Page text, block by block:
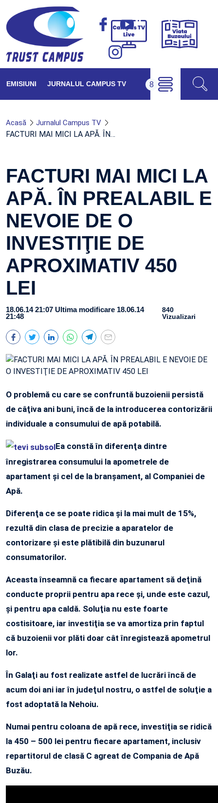
Campus
Viața
EMISIUNI JURNALUL CAMPUS TV
Acasă Jurnalul Campus TV
FACTURI MAI MICI LA APĂ. ÎN…
FACTURI MAI MICI LA
APĂ. ÎN PREALABIL E
NEVOIE DE O
INVESTIŢIE DE
APROXIMATIV 450
LEI
18.06.14 21:07 Ultima modificare 18.06.14
21:48
840
Vizualizari
O problemă cu care se confruntă buzoienii persistă
de câţiva ani buni, încă de la introducerea contorizării
individuale a consumului de apă potabilă.
Ea constă în diferenţa dintre
înregistrarea consumului la apometrele de
apartament şi cel de la branşament, al Companiei de
Apă.
Diferenţa ce se poate ridica şi la mai mult de 15%,
rezultă din clasa de precizie a aparatelor de
contorizare şi este plătibilă din buzunarul
consumatorilor.
Aceasta înseamnă ca fiecare apartament să deţină
conducte proprii pentru apa rece şi, unde este cazul,
şi pentru apa caldă. Soluţia nu este foarte
costisitoare, iar investiţia se va amortiza prin faptul
că buzoienii vor plăti doar cât înregistează apometrul
lor.
În Galaţi au fost realizate astfel de lucrări încă de
acum doi ani iar în judeţul nostru, o astfel de soluţie a
fost adoptată la Nehoiu.
Numai pentru coloana de apă rece, investiţia se ridică
la 450 – 500 lei pentru fiecare apartament, inclusiv
repartitorul de clasă C agreat de Compania de Apă
Buzău.